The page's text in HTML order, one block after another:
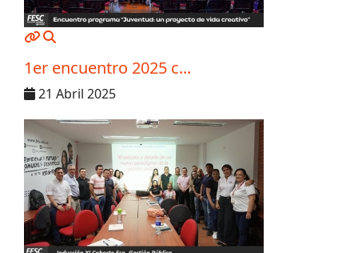
MOD_JTCS_VIEW_ARTICLE_LINK
1er encuentro 2025 c...
21 Abril 2025